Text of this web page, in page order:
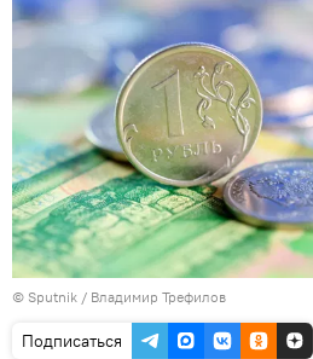
© Sputnik / Владимир Трефилов
Подписаться